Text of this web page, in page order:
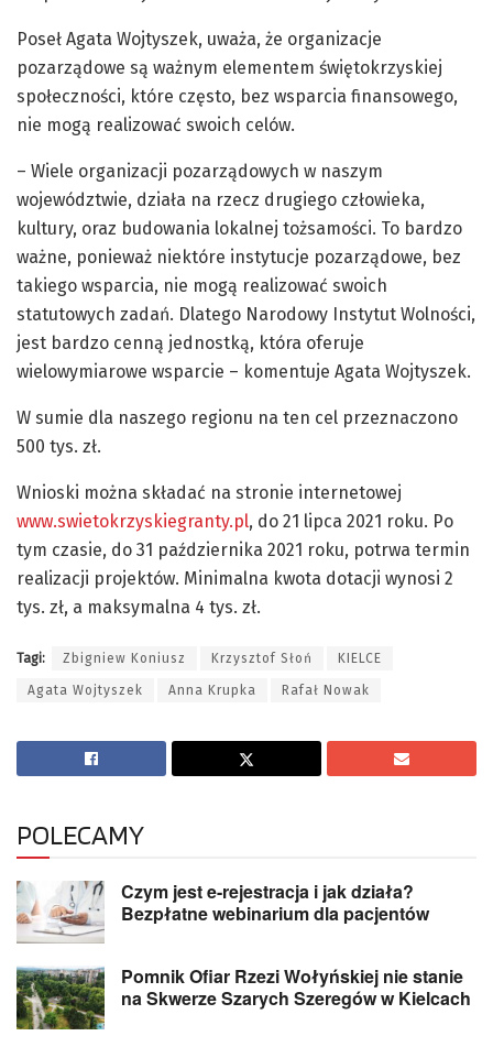
Poseł Agata Wojtyszek, uważa, że organizacje
pozarządowe są ważnym elementem świętokrzyskiej
społeczności, które często, bez wsparcia finansowego,
nie mogą realizować swoich celów.
– Wiele organizacji pozarządowych w naszym
województwie, działa na rzecz drugiego człowieka,
kultury, oraz budowania lokalnej tożsamości. To bardzo
ważne, ponieważ niektóre instytucje pozarządowe, bez
takiego wsparcia, nie mogą realizować swoich
statutowych zadań. Dlatego Narodowy Instytut Wolności,
jest bardzo cenną jednostką, która oferuje
wielowymiarowe wsparcie – komentuje Agata Wojtyszek.
W sumie dla naszego regionu na ten cel przeznaczono
500 tys. zł.
Wnioski można składać na stronie internetowej
www.swietokrzyskiegranty.pl, do 21 lipca 2021 roku. Po
tym czasie, do 31 października 2021 roku, potrwa termin
realizacji projektów. Minimalna kwota dotacji wynosi 2
tys. zł, a maksymalna 4 tys. zł.
Tagi: Zbigniew Koniusz Krzysztof Słoń KIELCE
Agata Wojtyszek Anna Krupka Rafał Nowak
POLECAMY
Czym jest e-rejestracja i jak działa?
Bezpłatne webinarium dla pacjentów
Pomnik Ofiar Rzezi Wołyńskiej nie stanie
na Skwerze Szarych Szeregów w Kielcach